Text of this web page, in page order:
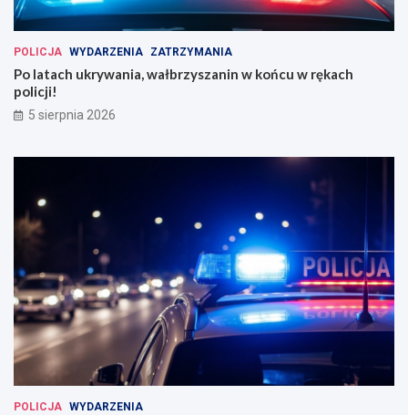
POLICJA WYDARZENIA ZATRZYMANIA
Po latach ukrywania, wałbrzyszanin w końcu w rękach
policji!
5 sierpnia 2026
POLICJA WYDARZENIA